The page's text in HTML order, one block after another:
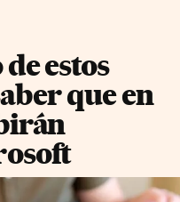
estos
que en